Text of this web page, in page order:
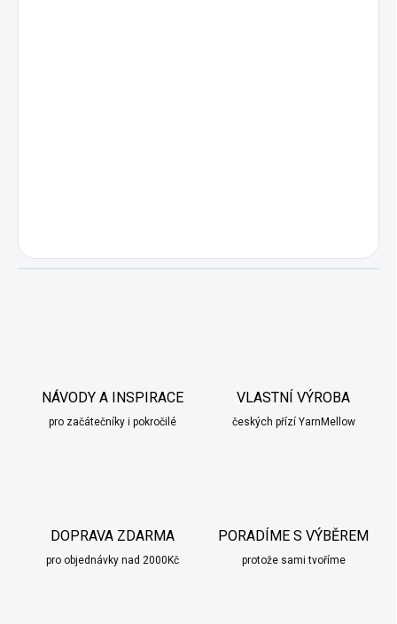
NÁVODY A INSPIRACE
pro začátečníky i pokročilé
VLASTNÍ VÝROBA
českých přízí YarnMellow
DOPRAVA ZDARMA
pro objednávky nad 2000Kč
PORADÍME S VÝBĚREM
protože sami tvoříme